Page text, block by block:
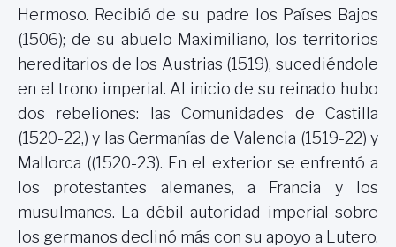
Hermoso. Recibió de su padre los Países Bajos
(1506); de su abuelo Maximiliano, los territorios
hereditarios de los Austrias (1519), sucediéndole
en el trono imperial. Al inicio de su reinado hubo
dos rebeliones: las Comunidades de Castilla
(1520-22,) y las Germanías de Valencia (1519-22) y
Mallorca ((1520-23). En el exterior se enfrentó a
los protestantes alemanes, a Francia y los
musulmanes. La débil autoridad imperial sobre
los germanos declinó más con su apoyo a Lutero.